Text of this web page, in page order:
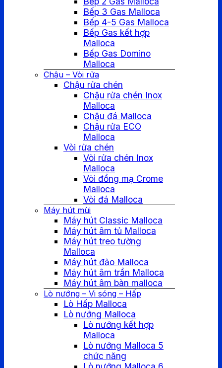
Bếp 3 Gas Malloca
Bếp 4-5 Gas Malloca
Bếp Gas kết hợp
Malloca
Bếp Gas Domino
Malloca
Chậu – Vòi rửa
Chậu rửa chén
Chậu rửa chén Inox
Malloca
Chậu đá Malloca
Chậu rửa ECO
Malloca
Vòi rửa chén
Vòi rửa chén Inox
Malloca
Vòi đồng mạ Crome
Malloca
Vòi đá Malloca
Máy hút mùi
Máy hút Classic Malloca
Máy hút âm tủ Malloca
Máy hút treo tường
Malloca
Máy hút đảo Malloca
Máy hút âm trần Malloca
Máy hút âm bàn malloca
Lò nướng – Vi sóng – Hấp
Lò Hấp Malloca
Lò nướng Malloca
Lò nướng kết hợp
Malloca
Lò nướng Malloca 5
chức năng